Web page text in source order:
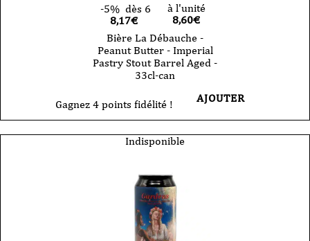
-5% dès 6
8,17€
à l'unité
8,60€
Bière La Débauche -
Peanut Butter - Imperial
Pastry Stout Barrel Aged -
33cl-can
Gagnez 4 points fidélité ! AJOUTER
Indisponible